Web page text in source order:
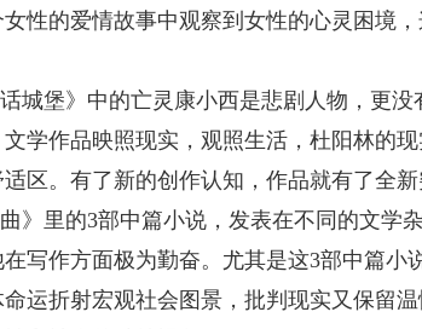
性的爱情故事中观察到女性的心灵困境
城堡》中的亡灵康小西是悲剧人物，更
学作品映照现实，观照生活，杜阳林的
区。有了新的创作认知，作品就有了全新
曲》里的3部中篇小说，发表在不同的文
写作方面极为勤奋。尤其是这3部中篇小
运折射宏观社会图景，批判现实又保留